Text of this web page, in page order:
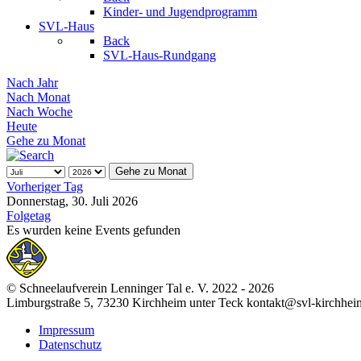
Kinder- und Jugendprogramm
SVL-Haus
Back
SVL-Haus-Rundgang
Nach Jahr
Nach Monat
Nach Woche
Heute
Gehe zu Monat
Gehe zu Monat
Vorheriger Tag
Donnerstag, 30. Juli 2026
Folgetag
Es wurden keine Events gefunden
© Schneelaufverein Lenninger Tal e. V. 2022 - 2026
Limburgstraße 5, 73230 Kirchheim unter Teck kontakt@svl-
Impressum
Datenschutz